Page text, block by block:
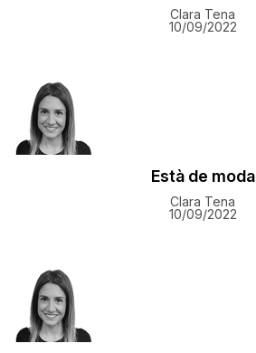
Clara Tena
10/09/2022
Està de moda
Clara Tena
10/09/2022